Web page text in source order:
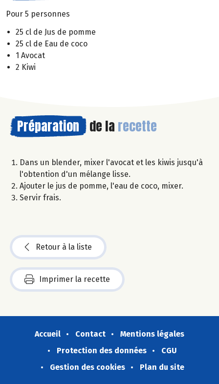
Pour 5 personnes
25 cl de Jus de pomme
25 cl de Eau de coco
1 Avocat
2 Kiwi
Préparation de la recette
Dans un blender, mixer l'avocat et les kiwis jusqu'à
l'obtention d'un mélange lisse.
Ajouter le jus de pomme, l'eau de coco, mixer.
Servir frais.
Retour à la liste
Imprimer la recette
Accueil Contact
Mentions légales
Protection des données
CGU
Gestion des cookies
Plan du site